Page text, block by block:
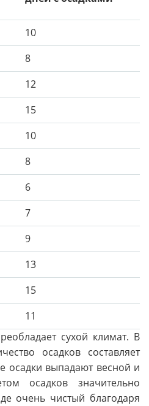
10
8
12
15
10
8
6
7
9
13
15
11
сухой климат. В
осадков составляет
осадки выпадают весной и
осадков значительно
очень чистый благодаря